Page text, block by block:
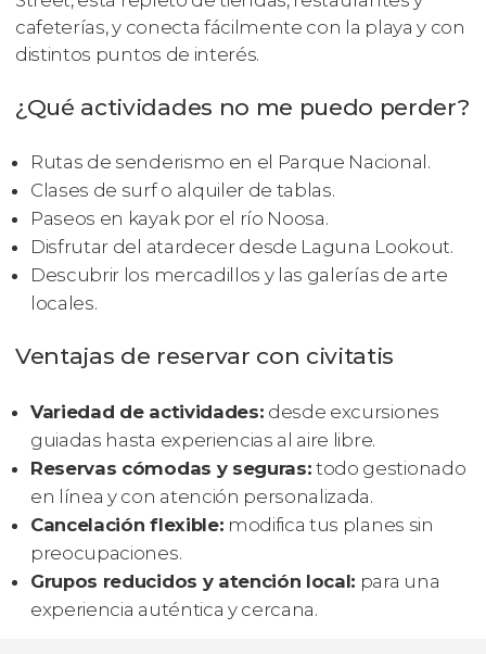
cafeterías, y conecta fácilmente con la playa y con
distintos puntos de interés.
¿Qué actividades no me puedo perder?
Rutas de senderismo en el Parque Nacional.
Clases de surf o alquiler de tablas.
Paseos en kayak por el río Noosa.
Disfrutar del atardecer desde Laguna Lookout.
Descubrir los mercadillos y las galerías de arte
locales.
Ventajas de reservar con civitatis
Variedad de actividades: desde excursiones
guiadas hasta experiencias al aire libre.
Reservas cómodas y seguras: todo gestionado
en línea y con atención personalizada.
Cancelación flexible: modifica tus planes sin
preocupaciones.
Grupos reducidos y atención local: para una
experiencia auténtica y cercana.